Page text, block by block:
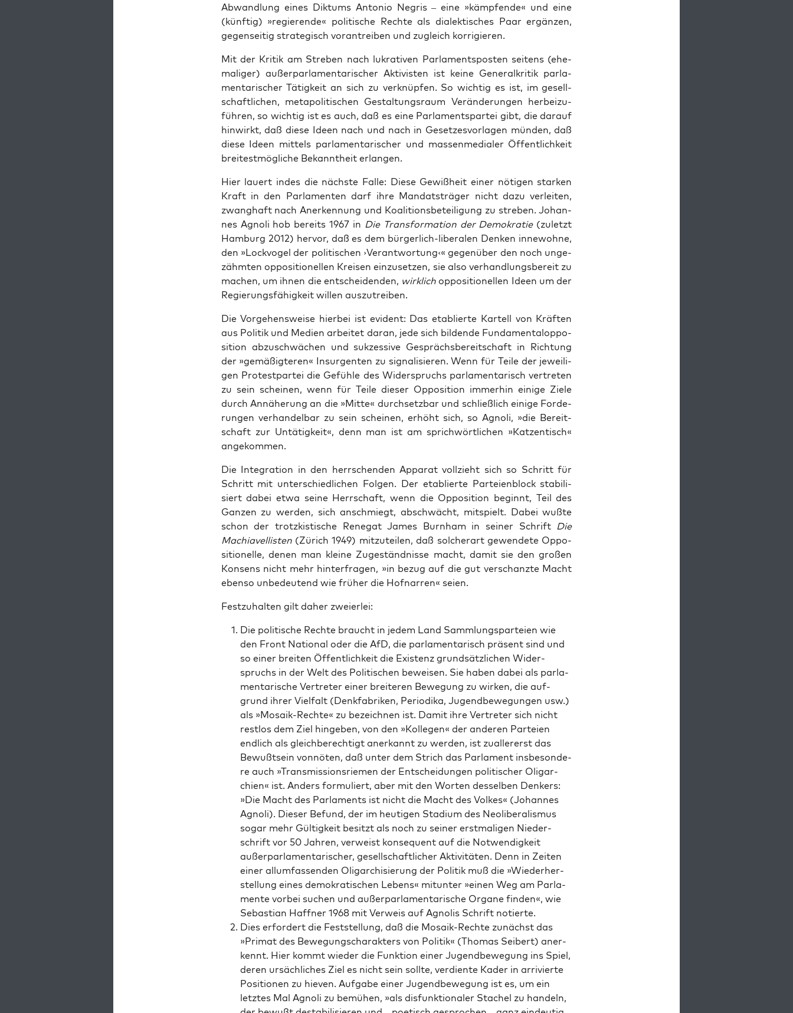
Abwand­lung eines Dik­tums Anto­nio Negris – eine »kämp­fen­de« und eine
(künf­tig) »regie­ren­de« poli­ti­sche Rech­te als dia­lek­ti­sches Paar ergän­zen,
gegen­sei­tig stra­te­gisch vor­an­trei­ben und zugleich korrigieren.
Mit der Kri­tik am Stre­ben nach lukra­ti­ven Par­la­ments­pos­ten sei­tens (ehe­
ma­li­ger) außer­par­la­men­ta­ri­scher Akti­vis­ten ist kei­ne Gene­ral­kri­tik par­la­
men­ta­ri­scher Tätig­keit an sich zu ver­knüp­fen. So wich­tig es ist, im gesell­
schaft­li­chen, meta­po­li­ti­schen Gestal­tungs­raum Ver­än­de­run­gen her­bei­zu­
füh­ren, so wich­tig ist es auch, daß es eine Par­la­ments­par­tei gibt, die dar­auf
hin­wirkt, daß die­se Ideen nach und nach in Geset­zes­vor­la­gen mün­den, daß
die­se Ideen mit­tels par­la­men­ta­ri­scher und mas­sen­me­dia­ler Öffent­lich­keit
brei­test­mög­li­che Bekannt­heit erlangen.
Hier lau­ert indes die nächs­te Fal­le: Die­se Gewiß­heit einer nöti­gen star­ken
Kraft in den Par­la­men­ten darf ihre Man­dats­trä­ger nicht dazu ver­lei­ten,
zwang­haft nach Aner­ken­nung und Koali­ti­ons­be­tei­li­gung zu stre­ben. Johan­
nes Agno­li hob bereits 1967 in Die Trans­for­ma­ti­on der Demo­kra­tie(zuletzt
Ham­burg 2012) her­vor, daß es dem bür­ger­lich-libe­ra­len Den­ken inne­woh­ne,
den »Lock­vo­gel der poli­ti­schen ›Ver­ant­wor­tung‹« gegen­über den noch unge­
zähm­ten oppo­si­tio­nel­len Krei­sen ein­zu­set­zen, sie also ver­hand­lungs­be­reit zu
machen, um ihnen die ent­schei­den­den, wirk­lichoppo­si­tio­nel­len Ideen um der
Regie­rungs­fä­hig­keit wil­len auszutreiben.
Die Vor­ge­hens­wei­se hier­bei ist evi­dent: Das eta­blier­te Kar­tell von Kräf­ten
aus Poli­tik und Medi­en arbei­tet dar­an, jede sich bil­den­de Fun­da­men­tal­op­po­
si­ti­on abzu­schwä­chen und suk­zes­si­ve Gesprächs­be­reit­schaft in Rich­tung
der »gemä­ßig­te­ren« Insur­gen­ten zu signa­li­sie­ren. Wenn für Tei­le der jewei­li­
gen Pro­test­par­tei die Gefüh­le des Wider­spruchs par­la­men­ta­risch ver­tre­ten
zu sein schei­nen, wenn für Tei­le die­ser Oppo­si­ti­on immer­hin eini­ge Zie­le
durch Annä­he­rung an die »Mit­te« durch­setz­bar und schließ­lich eini­ge For­de­
run­gen ver­han­del­bar zu sein schei­nen, erhöht sich, so Agno­li, »die Bereit­
schaft zur Untä­tig­keit«, denn man ist am sprich­wört­li­chen »Kat­zen­tisch«
angekommen.
Die Inte­gra­ti­on in den herr­schen­den Appa­rat voll­zieht sich so Schritt für
Schritt mit unter­schied­li­chen Fol­gen. Der eta­blier­te Par­tei­en­block sta­bi­li­
siert dabei etwa sei­ne Herr­schaft, wenn die Oppo­si­ti­on beginnt, Teil des
Gan­zen zu wer­den, sich anschmiegt, abschwächt, mit­spielt. Dabei wuß­te
schon der trotz­kis­ti­sche Rene­gat James Burn­ham in sei­ner Schrift Die
Machia­vel­lis­ten(Zürich 1949) mit­zu­tei­len, daß sol­cher­art gewen­de­te Oppo­
si­tio­nel­le, denen man klei­ne Zuge­ständ­nis­se macht, damit sie den gro­ßen
Kon­sens nicht mehr hin­ter­fra­gen, »in bezug auf die gut ver­schanz­te Macht
eben­so unbe­deu­tend wie frü­her die Hof­nar­ren« seien.
Fest­zu­hal­ten gilt daher zweierlei:
Die poli­ti­sche Rech­te braucht in jedem Land Samm­lungs­par­tei­en wie
den Front Natio­nal oder die AfD, die par­la­men­ta­risch prä­sent sind und
so einer brei­ten Öffent­lich­keit die Exis­tenz grund­sätz­li­chen Wider­
spruchs in der Welt des Poli­ti­schen bewei­sen. Sie haben dabei als par­la­
men­ta­ri­sche Ver­tre­ter einer brei­te­ren Bewe­gung zu wir­ken, die auf­
grund ihrer Viel­falt (Denk­fa­bri­ken, Peri­odi­ka, Jugend­be­we­gun­gen usw.)
als »Mosa­ik-Rech­te« zu bezeich­nen ist. Damit ihre Ver­tre­ter sich nicht
rest­los dem Ziel hin­ge­ben, von den »Kol­le­gen« der ande­ren Par­tei­en
end­lich als gleich­be­rech­tigt aner­kannt zu wer­den, ist zual­ler­erst das
Bewußt­sein von­nö­ten, daß unter dem Strich das Par­la­ment ins­be­son­de­
re auch »Trans­mis­si­ons­rie­men der Ent­schei­dun­gen poli­ti­scher Olig­ar­
chien« ist. Anders for­mu­liert, aber mit den Wor­ten des­sel­ben Den­kers:
»Die Macht des Par­la­ments ist nicht die Macht des Vol­kes« (Johan­nes
Agno­li). Die­ser Befund, der im heu­ti­gen Sta­di­um des Neo­li­be­ra­lis­mus
sogar mehr Gül­tig­keit besitzt als noch zu sei­ner erst­ma­li­gen Nie­der­
schrift vor 50 Jah­ren, ver­weist kon­se­quent auf die Not­wen­dig­keit
außer­par­la­men­ta­ri­scher, gesell­schaft­li­cher Akti­vi­tä­ten. Denn in Zei­ten
einer all­um­fas­sen­den Olig­ar­chi­sie­rung der Poli­tik muß die »Wie­der­her­
stel­lung eines demo­kra­ti­schen Lebens« mit­un­ter »einen Weg am Par­la­
men­te vor­bei suchen und außer­par­la­men­ta­ri­sche Orga­ne fin­den«, wie
Sebas­ti­an Haff­ner 1968 mit Ver­weis auf Agno­lis Schrift notierte.
Dies erfor­dert die Fest­stel­lung, daß die Mosa­ik-Rech­te zunächst das
»Pri­mat des Bewe­gungs­cha­rak­ters von Poli­tik« (Tho­mas Sei­bert) aner­
kennt. Hier kommt wie­der die Funk­ti­on einer Jugend­be­we­gung ins Spiel,
deren ursäch­li­ches Ziel es nicht sein soll­te, ver­dien­te Kader in arri­vier­te
Posi­tio­nen zu hie­ven. Auf­ga­be einer Jugend­be­we­gung ist es, um ein
letz­tes Mal Agno­li zu bemü­hen, »als dis­funk­tio­na­ler Sta­chel zu han­deln,